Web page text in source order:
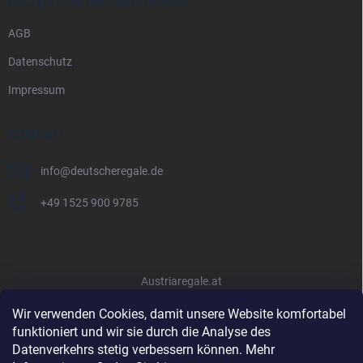
Wir verwenden Cookies, damit unsere Website komfortabel
funktioniert und wir sie durch die Analyse des
Datenverkehrs stetig verbessern können. Mehr
AGB
Datenschutz
Impressum
KONTAKT
info@deutscheregale.de
+49 1525 900 9785
Austriaregale.at